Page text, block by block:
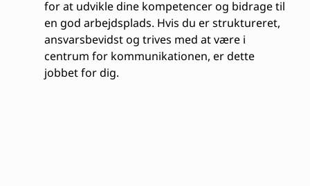
for at udvikle dine kompetencer og bidrage til
en god arbejdsplads. Hvis du er struktureret,
ansvarsbevidst og trives med at være i
centrum for kommunikationen, er dette
jobbet for dig.